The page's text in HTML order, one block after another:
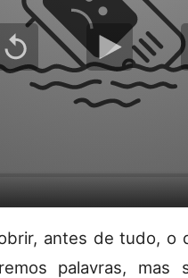
antes de tudo, o
palavras, mas